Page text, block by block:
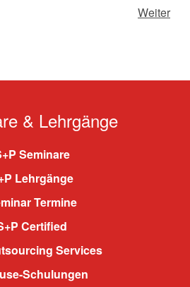
Weiter
& Lehrgänge
Seminare
Lehrgänge
Termine
Certified
Services
Schulungen